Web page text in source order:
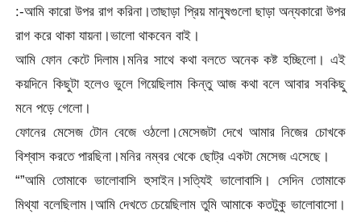
:-আমি কারো উপর রাগ করিনা।তাছাড়া প্রিয় মানুষগুলো ছাড়া অন্যকারো উপর
রাগ করে থাকা যায়না।ভালো থাকবেন বাই।
আমি ফোন কেটে দিলাম।মনির সাথে কথা বলতে অনেক কষ্ট হচ্ছিলো। এই
কয়দিনে কিছুটা হলেও ভুলে গিয়েছিলাম কিন্তু আজ কথা বলে আবার সবকিছু
মনে পড়ে গেলো।
ফোনের মেসেজ টোন বেজে ওঠলো।মেসেজটা দেখে আমার নিজের চোখকে
বিশ্বাস করতে পারছিনা।মনির নম্বর থেকে ছোট্র একটা মেসেজ এসেছে।
“”আমি তোমাকে ভালোবাসি হুসাইন।সত্যিই ভালোবাসি। সেদিন তোমাকে
মিথ্যা বলেছিলাম।আমি দেখতে চেয়েছিলাম তুমি আমাকে কতটুকু ভালোবাসো।